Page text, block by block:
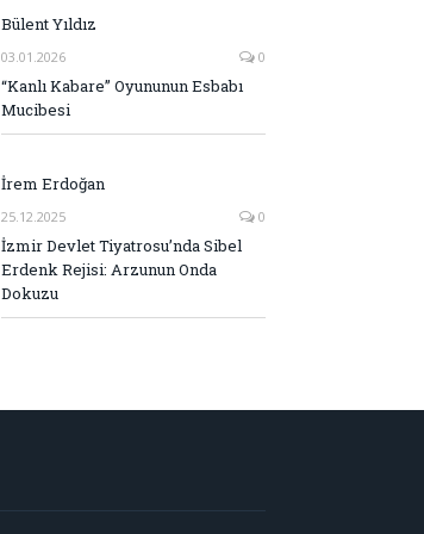
Bülent Yıldız
03.01.2026 0
“Kanlı Kabare” Oyununun Esbabı
Mucibesi
İrem Erdoğan
25.12.2025 0
İzmir Devlet Tiyatrosu’nda Sibel
Erdenk Rejisi: Arzunun Onda
Dokuzu